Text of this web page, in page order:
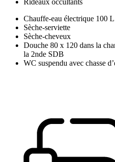
Chauffe-eau électrique 100 L
Sèche-serviette
Sèche-cheveux
Douche 80 x 120 dans la
la 2nde SDB
WC suspendu avec chasse